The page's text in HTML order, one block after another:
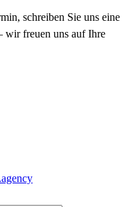
schreiben Sie uns eine
wir freuen uns auf Ihre